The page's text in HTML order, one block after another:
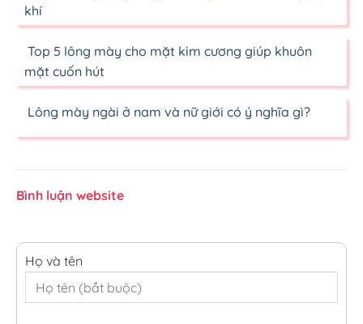
khí
Top 5 lông mày cho mặt kim cương giúp khuôn
mặt cuốn hút
Lông mày ngài ở nam và nữ giới có ý nghĩa gì?
Bình luận website
Họ và tên